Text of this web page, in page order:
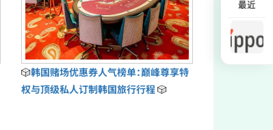
🎲韩国赌场优惠券人气榜单：巅峰尊享特
权与顶级私人订制韩国旅行行程🎲
最近